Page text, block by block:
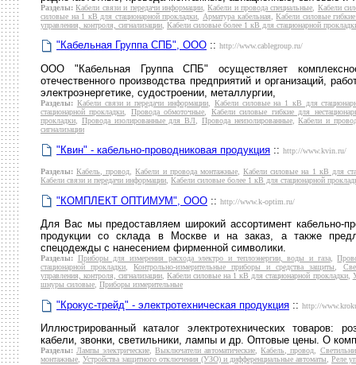
Разделы: Кабели связи и передачи информации,Кабели и провода специальные
Кабели
силовые на 1 кВ для стационарной прокладки
Арматура кабельная ,Кабели силовые
управления, контроля, сигнализации Кабели силовые более 1 кВ для стационарной
"Кабельная Группа СПБ", ООО :: http://www.cablegroup.ru/
ООО "Кабельная Группа СПБ" осуществляет комплексное
отечественного производства предприятий и организаций,
электроэнергетике, судостроении, металлургии,
Разделы: Кабели связи и передачи информации, Кабели силовые на 1 кВ для
стационарной прокладки
Провода обмоточные
Кабели силовые гибкие для
прокладки
Провода изолированные для ВЛ Провода неизолированные,Кабели и
сигнализации
"Квин" - кабельно-проводниковая продукция :: http://www.kvin.ru/
Разделы: Кабель, провод ,Кабели и провода монтажные,Кабели силовые на 1 кВ для
Кабели связи и передачи информации Кабели силовые более 1 кВ для стационарной
"КОМПЛЕКТ ОПТИМУМ", ООО :: http://www.k-optim.ru/
Для Вас мы предоставляем широкий ассортимент кабельно-
продукции со склада в Москве и на заказ, а также
спецодежды с нанесением фирменной символики.
Разделы: Приборы для измерения расхода электро и теплоэнергии, воды и газа,
стационарной прокладки ,Контрольно-измерительные приборы и средства защиты
управления, контроля, сигнализации ,Кабели силовые на 1 кВ для стационарной прокладки,
шнуры силовые Приборы измерительные
"Крокус-трейд" - электротехническая продукция :: http://
Иллюстрированный каталог электротехнических товаров:
кабели, звонки, светильники, лампы и др. Оптовые цены. О
Разделы: Лампы электрические,Выключатели автоматические,Кабель, провод,
монтажные, Устройства защитного отключения (УЗО) и дифференциальные автоматы, Реле